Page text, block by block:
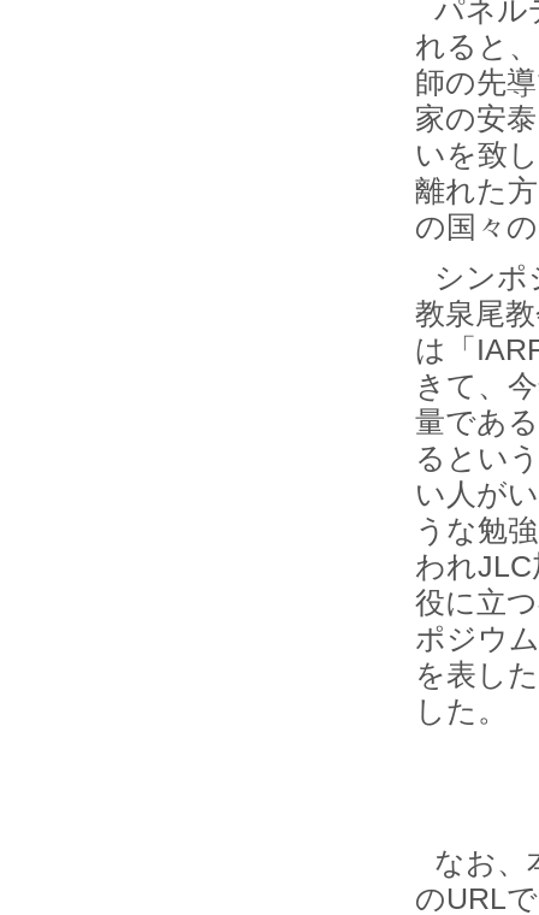
パネル
れると
師の先
家の安
いを致
離れた
の国々
シンポ
教泉尾
は「
きて、
量であ
るとい
い人が
うな勉
われ
役に立
ポジウ
を表し
した。
なお、
のURLで